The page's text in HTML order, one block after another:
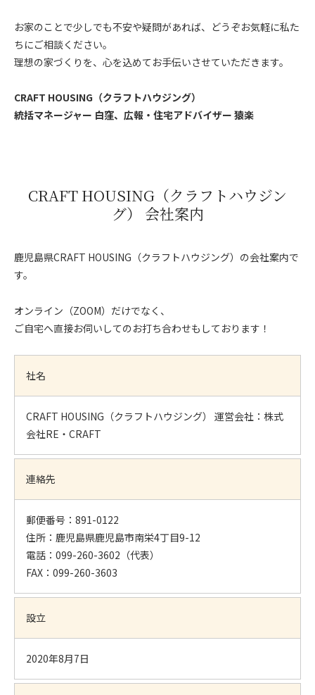
お家のことで少しでも不安や疑問があれば、どうぞお気軽に私た
ちにご相談ください。
理想の家づくりを、心を込めてお手伝いさせていただきます。
CRAFT HOUSING（クラフトハウジング）
統括マネージャー 白窪、広報・住宅アドバイザー 猿楽
CRAFT HOUSING（クラフトハウジン
グ） 会社案内
鹿児島県CRAFT HOUSING（クラフトハウジング）の会社案内で
す。
オンライン（ZOOM）だけでなく、
ご自宅へ直接お伺いしてのお打ち合わせもしております！
社名
CRAFT HOUSING（クラフトハウジング） 運営会社：株式
会社RE・CRAFT
連絡先
郵便番号：891-0122
住所：鹿児島県鹿児島市南栄4丁目9-12
電話：099-260-3602（代表）
FAX：099-260-3603
設立
2020年8月7日